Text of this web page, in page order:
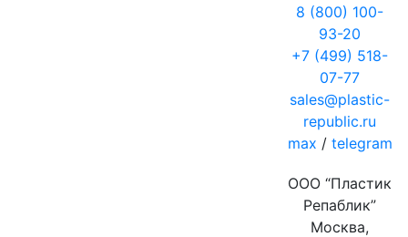
8 (800) 100-
93-20
+7 (499) 518-
07-77
sales@plastic-
republic.ru
max / telegram
ООО “Пластик
Репаблик”
Москва,